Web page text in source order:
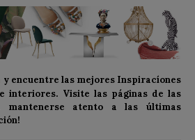
y encuentre las mejores Inspiracíones
interiores. Visite las páginas de las
mantenerse atento a las últimas